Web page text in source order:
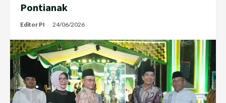
Pontianak
Editor PI 24/06/2026